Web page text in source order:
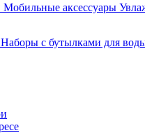
Мобильные аксессуары
Наборы с бутылками для